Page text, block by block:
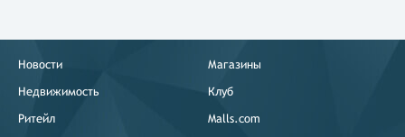
Новости
Недвижимость
Ритейл
Магазины
Клуб
Malls.com